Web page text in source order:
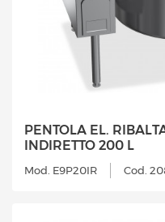
PENTOLA EL.
INDIRETTO 200 L
Mod. E9P20IR Cod.